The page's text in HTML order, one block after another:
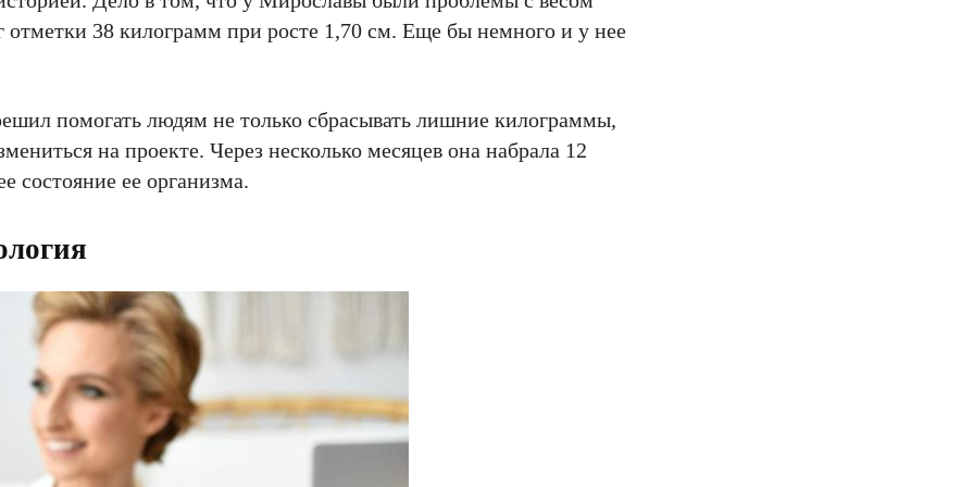
38 килограмм при росте 1,70 см. Еще бы немного и у нее
помогать людям не только сбрасывать лишние килограммы,
на проекте. Через несколько месяцев она набрала 12
состояние ее организма.